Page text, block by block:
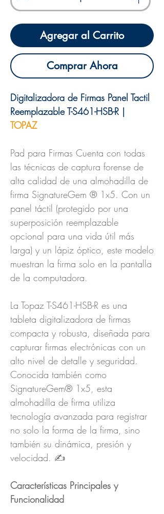
Agregar al Carrito
Comprar Ahora
Digitalizadora de Firmas Panel Tactil
Reemplazable T-S461-HSB-R |
TOPAZ
Pad para Firmas Cuenta con todas
las técnicas de captura forense de
alta calidad de una almohadilla de
firma SignatureGem ® 1x5. Con un
panel táctil (protegido por una
superposición reemplazable
opcional para una vida útil más
larga) y un lápiz óptico, este modelo
muestran la firma solo en la pantalla
de la computadora.
La Topaz T-S461-HSB-R es una
tableta digitalizadora de firmas
compacta y robusta, diseñada para
capturar firmas electrónicas con un
alto nivel de detalle y seguridad.
Conocida también como
SignatureGem® 1x5, esta
almohadilla de firma utiliza
tecnología avanzada para registrar
no solo la forma de la firma, sino
también su dinámica, presión y
velocidad. ✍️
Características Principales y
Funcionalidad